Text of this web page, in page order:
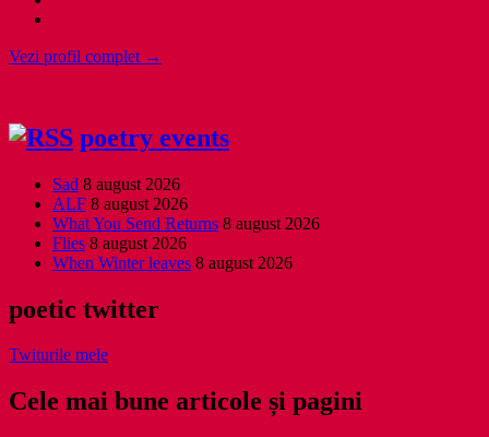
Vezi profil complet →
poetry events
Sad 8 august 2026
ALF 8 august 2026
What You Send Returns 8 august 2026
Flies 8 august 2026
When Winter leaves 8 august 2026
poetic twitter
Twiturile mele
Cele mai bune articole și pagini